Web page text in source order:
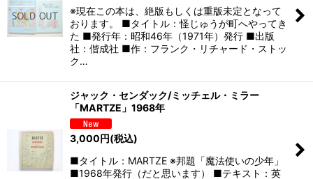
※現在この本は、絶版もしくは重版未定となって
おります。 ■タイトル：怪じゅうが町へやってき
た ■発行年：昭和46年（1971年）発行 ■出版
社：偕成社 ■作：フランク・リチャード・ストッ
ク…
ジャック・センダック/ミッチェル・ミラー
「MARTZE」1968年
3,000円(税込)
■タイトル：MARTZE ※邦題「魔法使いの少年」
■1968年発行（だと思います） ■テキスト：英